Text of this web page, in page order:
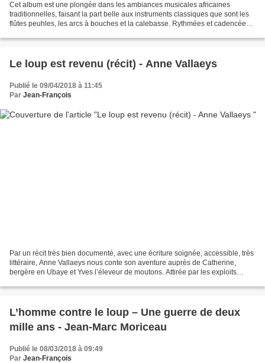
Cet album est une plongée dans les ambiances musicales africaines
traditionnelles, faisant la part belle aux instruments classiques que sont les
flûtes peuhles, les arcs à bouches et la calebasse. Rythmées et cadencées,
Le loup est revenu (récit) - Anne Vallaeys
Publié le 09/04/2018 à 11:45
Par Jean-François
Par un récit très bien documenté, avec une écriture soignée, accessible, très
littéraire, Anne Vallaeys nous conte son aventure auprès de Catherine,
bergère en Ubaye et Yves l’éleveur de moutons. Attirée par les exploits
L’homme contre le loup – Une guerre de deux
mille ans - Jean-Marc Moriceau
Publié le 08/03/2018 à 09:49
Par Jean-François